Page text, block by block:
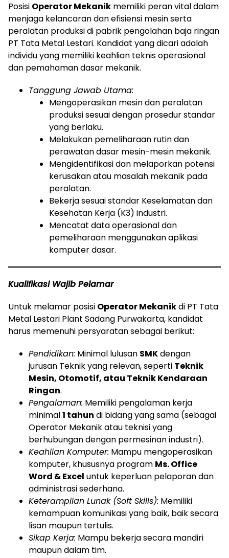
Posisi Operator Mekanik memiliki peran vital dalam
menjaga kelancaran dan efisiensi mesin serta
peralatan produksi di pabrik pengolahan baja ringan
PT Tata Metal Lestari. Kandidat yang dicari adalah
individu yang memiliki keahlian teknis operasional
dan pemahaman dasar mekanik.
Tanggung Jawab Utama:
Mengoperasikan mesin dan peralatan
produksi sesuai dengan prosedur standar
yang berlaku.
Melakukan pemeliharaan rutin dan
perawatan dasar mesin-mesin mekanik.
Mengidentifikasi dan melaporkan potensi
kerusakan atau masalah mekanik pada
peralatan.
Bekerja sesuai standar Keselamatan dan
Kesehatan Kerja (K3) industri.
Mencatat data operasional dan
pemeliharaan menggunakan aplikasi
komputer dasar.
Kualifikasi Wajib Pelamar
Untuk melamar posisi Operator Mekanikdi PT Tata
Metal Lestari Plant Sadang Purwakarta, kandidat
harus memenuhi persyaratan sebagai berikut:
Pendidikan: Minimal lulusan SMKdengan
jurusan Teknik yang relevan, seperti Teknik
Mesin, Otomotif, atau Teknik Kendaraan
Ringan.
Pengalaman: Memiliki pengalaman kerja
minimal1 tahun di bidang yang sama (sebagai
Operator Mekanik atau teknisi yang
berhubungan dengan permesinan industri).
Keahlian Komputer: Mampu mengoperasikan
komputer, khususnya program Ms. Office
Word & Excel untuk keperluan pelaporan dan
administrasi sederhana.
Keterampilan Lunak (Soft Skills): Memiliki
kemampuan komunikasi yang baik, baik secara
lisan maupun tertulis.
Sikap Kerja: Mampu bekerja secara mandiri
maupun dalam tim.